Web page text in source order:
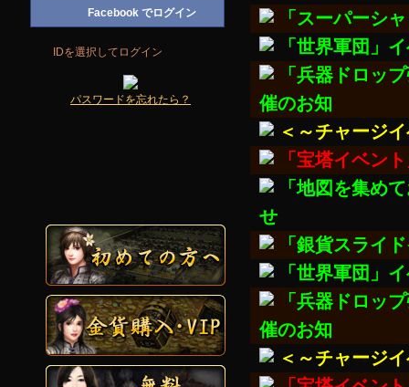
「スーパーシ
「世界軍団」
「兵器ドロッ
催のお知
＜～チャージ
「宝塔イベン
「地図を集め
せ
「銀貨スライ
「世界軍団」
「兵器ドロッ
催のお知
＜～チャージ